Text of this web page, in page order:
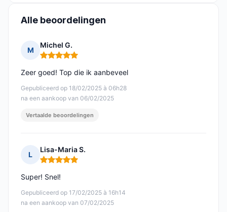
Alle beoordelingen
M
Michel G.
Opmerking: 5 van 5
Gepubliceerd op 18/02/2025 à 06h28
na een aankoop van 06/02/2025
Zeer goed! Top die ik aanbeveel
Vertaalde beoordelingen
L
Lisa-Maria S.
Opmerking: 5 van 5
Gepubliceerd op 17/02/2025 à 16h14
na een aankoop van 07/02/2025
Super! Snel!